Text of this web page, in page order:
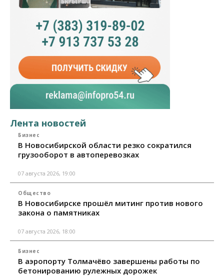
Лента новостей
Бизнес
В Новосибирской области резко сократился
грузооборот в автоперевозках
07 августа 2026, 19:00
Общество
В Новосибирске прошёл митинг против нового
закона о памятниках
07 августа 2026, 18:00
Бизнес
В аэропорту Толмачёво завершены работы по
бетонированию рулежных дорожек